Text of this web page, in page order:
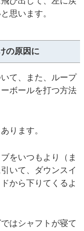
思います。
の原因に
て、また、ループ
ボールを打つ方法
ります。
をいつもより（ま
いて、ダウンスイ
から下りてくるよ
はシャフトが寝て